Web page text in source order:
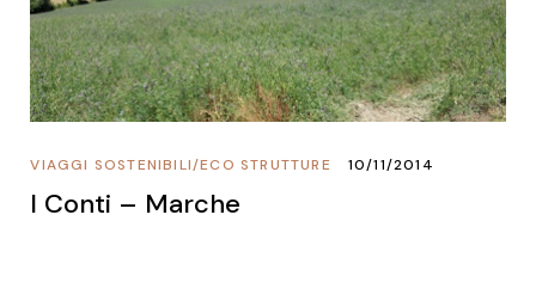
ECO STRUTTURE
/
VIAGGI SOSTENIBILI 10/11/2014
I Conti – Marche